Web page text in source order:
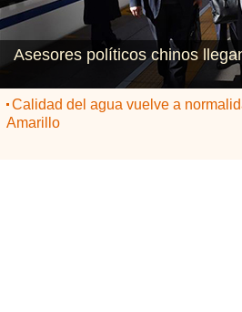
Asesores políticos chinos
Calidad del agua vuelve a
Amarillo